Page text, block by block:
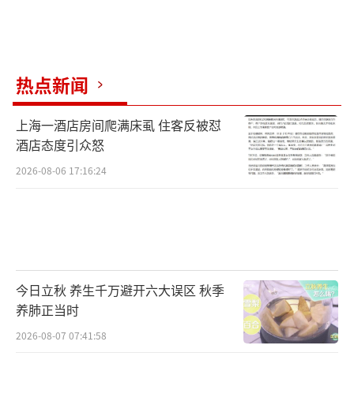
热点新闻
上海一酒店房间爬满床虱 住客反被怼
酒店态度引众怒
2026-08-06 17:16:24
今日立秋 养生千万避开六大误区 秋季
养肺正当时
2026-08-07 07:41:58